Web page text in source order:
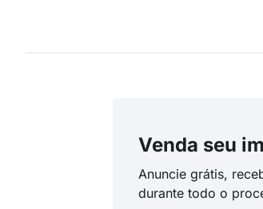
Venda seu
Anuncie grátis,
durante todo o